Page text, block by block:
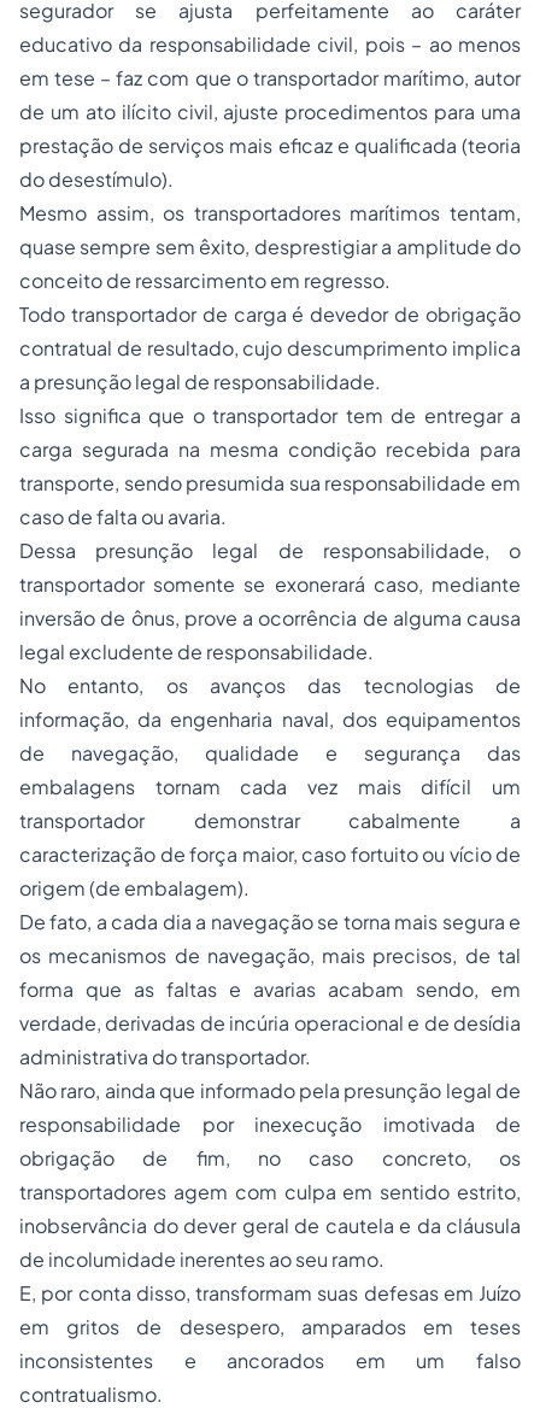
segurador se ajusta perfeitamente ao caráter
educativo da responsabilidade civil, pois – ao menos
em tese – faz com que o transportador marítimo, autor
de um ato ilícito civil, ajuste procedimentos para uma
prestação de serviços mais eficaz e qualificada (teoria
do desestímulo).
Mesmo assim, os transportadores marítimos tentam,
quase sempre sem êxito, desprestigiar a amplitude do
conceito de ressarcimento em regresso.
Todo transportador de carga é devedor de obrigação
contratual de resultado, cujo descumprimento implica
a presunção legal de responsabilidade.
Isso significa que o transportador tem de entregar a
carga segurada na mesma condição recebida para
transporte, sendo presumida sua responsabilidade em
caso de falta ou avaria.
Dessa presunção legal de responsabilidade, o
transportador somente se exonerará caso, mediante
inversão de ônus, prove a ocorrência de alguma causa
legal excludente de responsabilidade.
No entanto, os avanços das tecnologias de
informação, da engenharia naval, dos equipamentos
de navegação, qualidade e segurança das
embalagens tornam cada vez mais difícil um
transportador demonstrar cabalmente a
caracterização de força maior, caso fortuito ou vício de
origem (de embalagem).
De fato, a cada dia a navegação se torna mais segura e
os mecanismos de navegação, mais precisos, de tal
forma que as faltas e avarias acabam sendo, em
verdade, derivadas de incúria operacional e de desídia
administrativa do transportador.
Não raro, ainda que informado pela presunção legal de
responsabilidade por inexecução imotivada de
obrigação de fim, no caso concreto, os
transportadores agem com culpa em sentido estrito,
inobservância do dever geral de cautela e da cláusula
de incolumidade inerentes ao seu ramo.
E, por conta disso, transformam suas defesas em Juízo
em gritos de desespero, amparados em teses
inconsistentes e ancorados em um falso
contratualismo.